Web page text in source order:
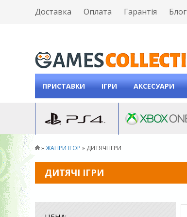
Доставка Оплата Гарантія Блог
ПРИСТАВКИ ІГРИ АКСЕСУАРИ
» ЖАНРИ ІГОР » ДИТЯЧІ ІГРИ
ДИТЯЧІ ІГРИ